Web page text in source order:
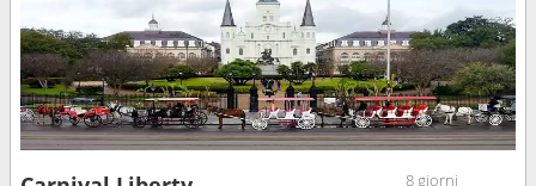
8 giorni